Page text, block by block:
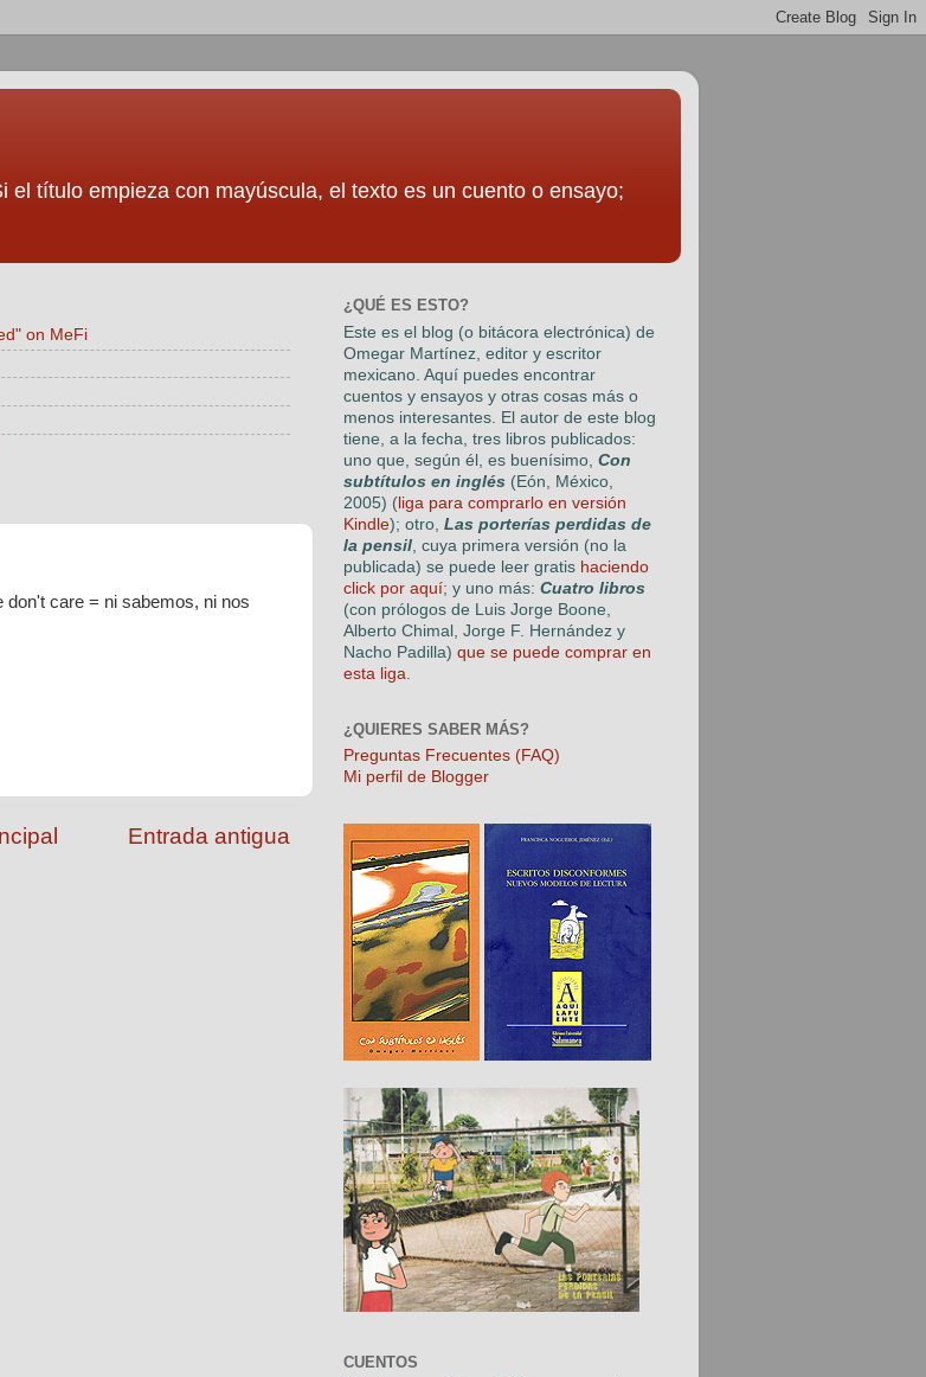
el título empieza con mayúscula, el texto es un cuento o ensayo;
on MeFi
care = ni sabemos, ni nos
Entrada antigua
¿QUÉ ES ESTO?
Este es el blog (o bitácora electrónica) de
Omegar Martínez , editor y escritor
mexicano. Aquí puedes encontrar
cuentos y ensayos y otras cosas más o
menos interesantes. El autor de este blog
tiene, a la fecha, tres libros publicados:
uno que, según él, es buenísimo, Con
subtítulos en inglés (Eón, México,
2005) ( liga para comprarlo en versión
Kindle); otro, Las porterías perdidas de
la pensil , cuya primera versión (no la
publicada) se puede leer gratis haciendo
click por aquí; y uno más: Cuatro libros
(con prólogos de Luis Jorge Boone,
Alberto Chimal, Jorge F. Hernández y
Nacho Padilla) que se puede comprar en
esta liga
¿QUIERES SABER MÁS?
Preguntas Frecuentes (FAQ)
Mi perfil de Blogger
CUENTOS